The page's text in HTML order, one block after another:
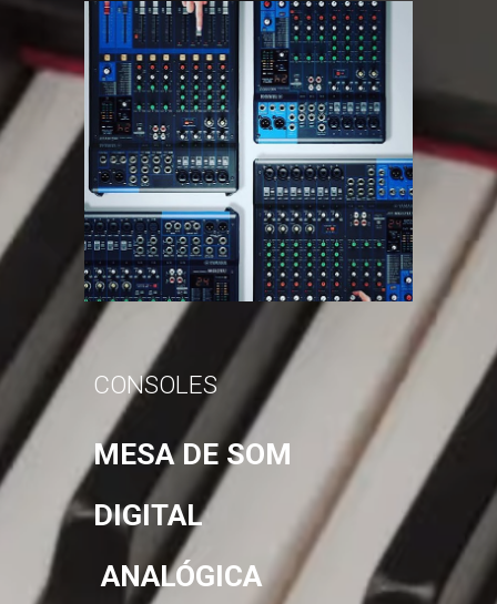
CONSOLES
MESA DE SOM
DIGITAL
ANALÓGICA